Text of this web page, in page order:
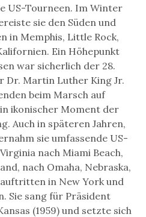
US-Tourneen. Im Winter
sie den Süden und
in Memphis, Little Rock,
Ein Höhepunkt
war sicherlich der 28.
Dr. Martin Luther King Jr.
beim Marsch auf
ikonischer Moment der
Auch in späteren Jahren,
sie umfassende US-
nach Miami Beach,
nach Omaha, Nebraska,
in New York und
Sie sang für Präsident
(1959) und setzte sich